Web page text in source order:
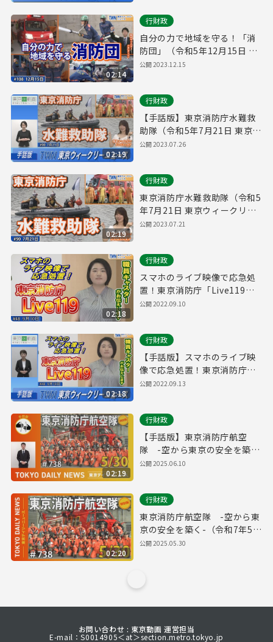
02:14
行財政
自分の力で地域を守る！「消
防団」（令和5年12月15日 東
京ウィークリーニュース
公開2023.12.15
02:19
行財政
【手話版】東京消防庁水難救
助隊（令和5年7月21日 東京ウ
ィークリーニュース No.90）
公開2023.07.26
02:19
行財政
東京消防庁水難救助隊（令和5
年7月21日 東京ウィークリー
ニュース No.90）
公開2023.07.21
02:18
行財政
スマホのライブ映像で応急処
置！東京消防庁「Live119」
（令和4年9月10日 東京ウィー
公開2022.09.10
02:18
行財政
【手話版】スマホのライブ映
像で応急処置！東京消防庁
「Live119」（令和4年9月10
公開2022.09.13
02:19
行財政
【手話版】東京消防庁航空
隊 -空から東京の安全を築
く-（令和7年5月30日 東京デ
公開2025.06.10
02:20
行財政
東京消防庁航空隊 -空から東
京の安全を築く-（令和7年5月
30日 東京デイリーニュース特
公開2025.05.30
お問い合わせ : 東京動画 運営担当
E-mail：S0014905＜at＞section.metro.tokyo.jp